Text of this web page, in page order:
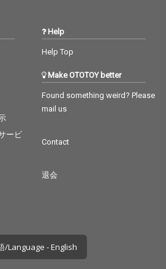
ービ
Help
Help Top
Make OTOTOY better
Found something weird? Please
mail us
Contact
退会
/Language - English